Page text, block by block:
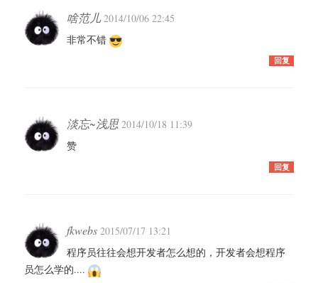
啥范儿2014/10/06 22:45
非常不错
回复
淡忘~浅思2014/10/18 11:39
赞
回复
fkwebs 2015/07/17 13:21
程序员往往会想开发者怎么想的，开发者会想程序
员怎么学的....